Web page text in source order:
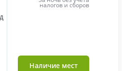
налогов и сборов
Наличие мест